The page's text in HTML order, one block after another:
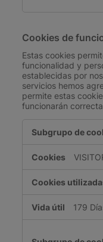
Cookies de
Estas cookies
funcionalidad y
establecidas por
servicios hemos
permite estas
funcionarán
de
179